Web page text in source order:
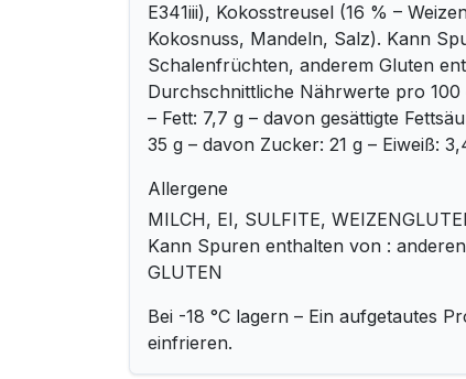
E341iii), Kokosstreusel (16 % –
Kokosnuss, Mandeln, Salz). Kann
Schalenfrüchten, anderem Gluten
Durchschnittliche Nährwerte pro
– Fett: 7,7 g – davon gesättigte
35 g – davon Zucker: 21 g – Eiweiß:
Allergene
MILCH, EI, SULFITE,
Kann Spuren enthalten von :
GLUTEN
Bei -18 °C lagern – Ein aufgetautes
einfrieren.